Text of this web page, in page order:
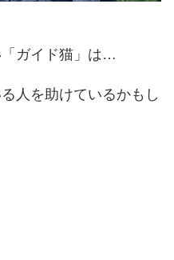
ガイド猫」は…
人を助けているかもし